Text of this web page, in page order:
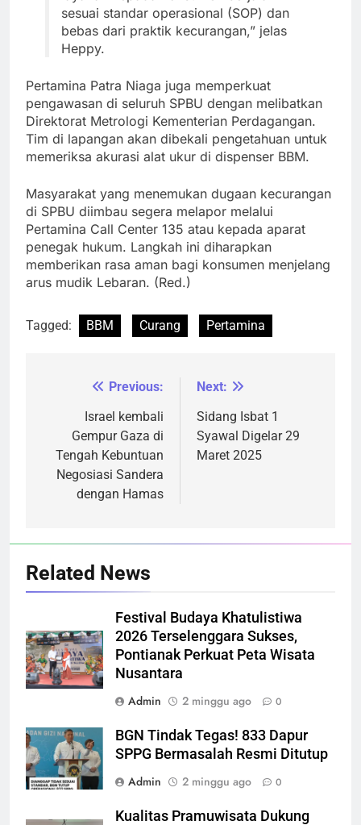
sesuai standar operasional (SOP) dan
bebas dari praktik kecurangan,” jelas
Heppy.
Pertamina Patra Niaga juga memperkuat
pengawasan di seluruh SPBU dengan melibatkan
Direktorat Metrologi Kementerian Perdagangan.
Tim di lapangan akan dibekali pengetahuan untuk
memeriksa akurasi alat ukur di dispenser BBM.
Masyarakat yang menemukan dugaan kecurangan
di SPBU diimbau segera melapor melalui
Pertamina Call Center 135 atau kepada aparat
penegak hukum. Langkah ini diharapkan
memberikan rasa aman bagi konsumen menjelang
arus mudik Lebaran. (Red.)
Tagged: BBM Curang Pertamina
NavigasiPrevious:
Israel kembali
Gempur Gaza di
Tengah Kebuntuan
Negosiasi Sandera
dengan Hamas
Next:
Sidang Isbat 1
Syawal Digelar 29
Maret 2025
Related News
Festival Budaya Khatulistiwa
2026 Terselenggara Sukses,
Pontianak Perkuat Peta Wisata
Nusantara
Admin
2 minggu ago 0
BGN Tindak Tegas! 833 Dapur
SPPG Bermasalah Resmi Ditutup
Admin
2 minggu ago 0
Kualitas Pramuwisata Dukung